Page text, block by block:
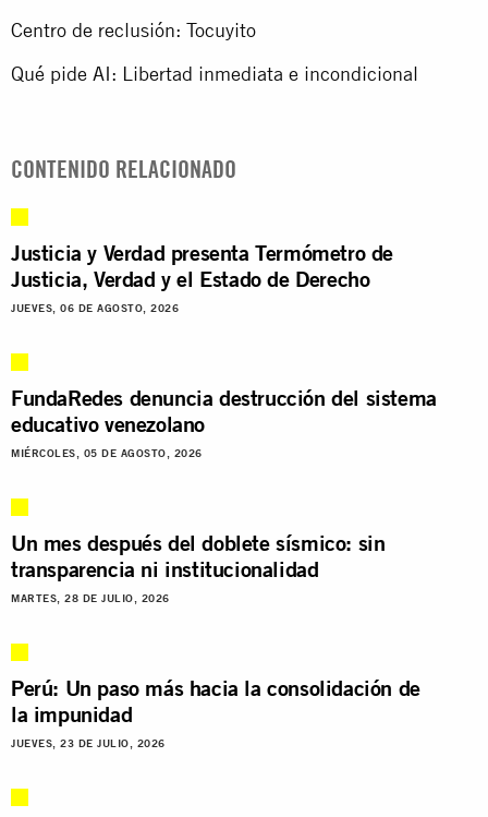
Centro de reclusión: Tocuyito
Qué pide AI: Libertad inmediata e incondicional
CONTENIDO RELACIONADO
Justicia y Verdad presenta Termómetro de
Justicia, Verdad y el Estado de Derecho
JUEVES, 06 DE AGOSTO, 2026
FundaRedes denuncia destrucción del sistema
educativo venezolano
MIÉRCOLES, 05 DE AGOSTO, 2026
Un mes después del doblete sísmico: sin
transparencia ni institucionalidad
MARTES, 28 DE JULIO, 2026
Perú: Un paso más hacia la consolidación de
la impunidad
JUEVES, 23 DE JULIO, 2026